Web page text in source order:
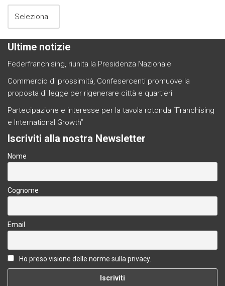
Ultime notizie
Federfranchising, riunita la Presidenza Nazionale
Commercio di prossimità, Confesercenti promuove la
proposta di legge per rigenerare città e quartieri
Partecipazione e interesse per la tavola rotonda “Franchising
e International Growth”
Iscriviti alla nostra Newsletter
Nome
Cognome
Email
Ho preso visione delle norme sulla privacy.